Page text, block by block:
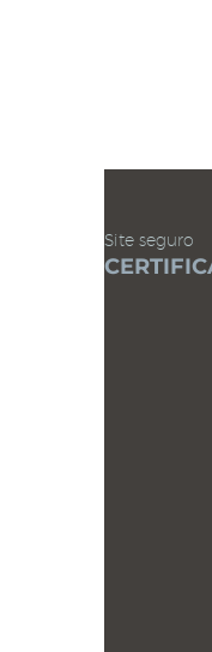
Site seguro